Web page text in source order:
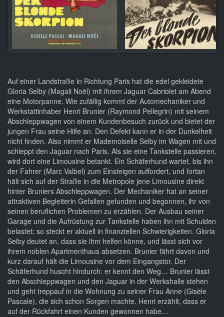
Auf einer Landstraße in Richtung Paris hat die edel gekleidete
Gloria Selby (Magali Noël) mit ihrem Jaguar Cabriolet am Abend
eine Motorpanne. Wie zufällig kommt der Automechaniker und
Werkstattinhaber Henri Brunier (Raymond Pellegrin) mit seinem
Abschleppwagen von einem Kundenbesuch zurück und bietet der
jungen Frau seine Hilfe an. Den Defekt kann er in der Dunkelheit
nicht finden. Also nimmt er Mademoiselle Selby im Wagen mit und
schleppt den Jaguar nach Paris. Als sie eine Tankstelle passieren,
wird dort eine Limousine betankt. Ein Schäferhund wartet, bis ihn
der Fahrer (Marc Valbel) zum Einsteigen auffordert, und fortan
hält sich auf der Straße in die Metropole jene Limousine direkt
hinter Bruniers Abschleppwagen. Der Mechaniker hat an seiner
attraktiven Begleiterin Gefallen gefunden und begonnen, ihr von
seinen beruflichen Problemen zu erzählen. Der Ausbau seiner
Garage und die Aufrüstung zur Tankstelle haben ihn mit Schulden
belastet; so steckt er aktuell in finanziellen Schwierigkeiten. Gloria
Selby deutet an, dass sie ihm helfen könne, und lässt sich vor
ihrem noblen Apartmenthaus absetzen. Brunier fährt davon und
kurz darauf hält die Limousine vor dem Eingangstor. Der
Schäferhund huscht hindurch: er kennt den Weg… Brunier lässt
den Abschleppwagen und den Jaguar in der Werkshalle stehen
und geht treppauf in die Wohnung zu seiner Frau Anne (Gisèle
Pascale), die sich schon Sorgen machte. Henri erzählt, dass er
auf der Rückfahrt einen Kunden gewonnen habe…